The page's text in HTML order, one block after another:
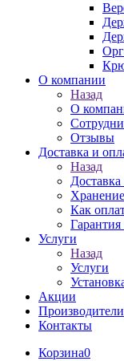
О компании
Назад
О
Отзывы
Доставка и
Назад
Доставка
Как
Гарантия
Услуги
Назад
Услуги
Акции
Производители
Контакты
Корзина0